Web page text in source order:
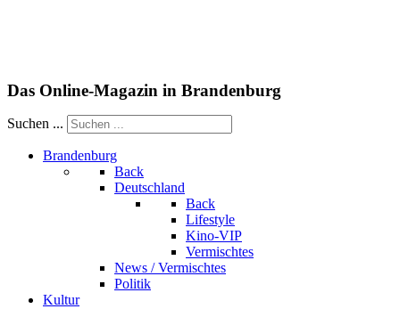
Das Online-Magazin in Brandenburg
Suchen ...
Brandenburg
Back
Deutschland
Back
Lifestyle
Kino-VIP
Vermischtes
News / Vermischtes
Politik
Kultur